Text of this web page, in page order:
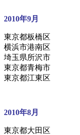
2010年9月
東京都板橋区
横浜市港南区
埼玉県所沢市 東
東京都青梅市
東京都江東区 イ
2010年8月
東京都大田区